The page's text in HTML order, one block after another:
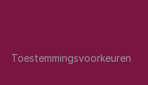
Toestemmingsvoorkeuren